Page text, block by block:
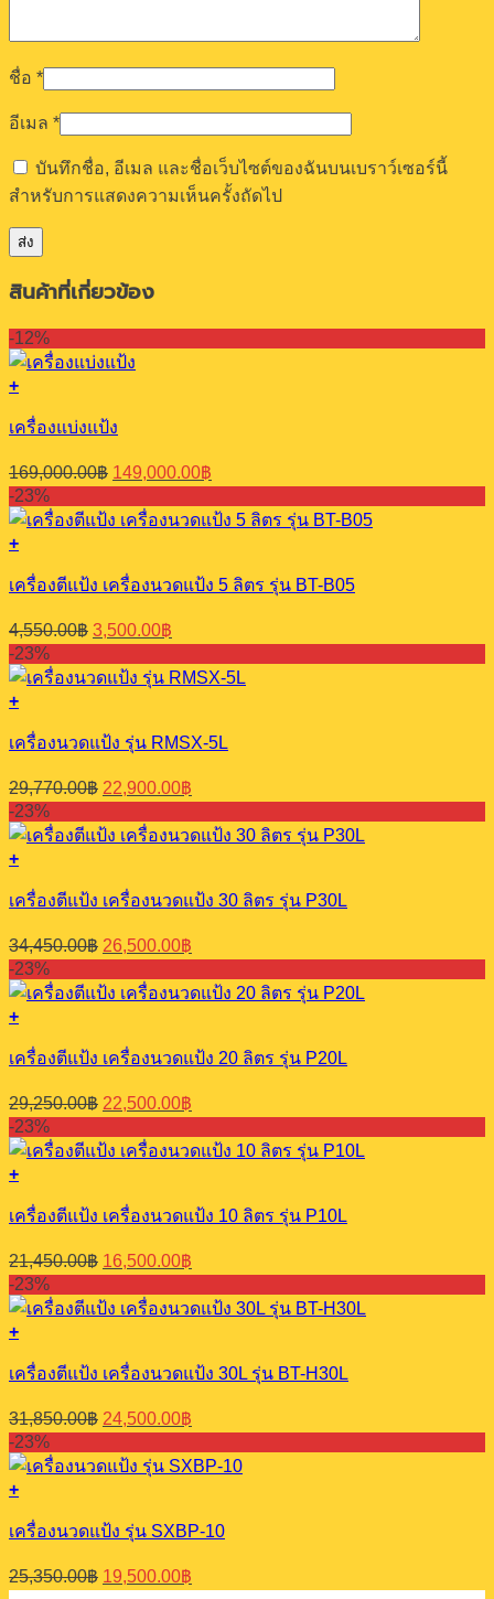
ชื่อ *
อีเมล *
บันทึกชื่อ, อีเมล และชื่อเว็บไซต์ของฉันบนเบราว์เซอร์นี้
สำหรับการแสดงความเห็นครั้งถัดไป
สินค้าที่เกี่ยวข้อง
-12%
+
เครื่องแบ่งแป้ง
169,000.00฿ Original
price
was:
169,000.00฿.
149,000.00฿
price
is:
149,000.00฿.
-23%
+
เครื่องตีแป้ง เครื่องนวดแป้ง 5 ลิตร รุ่น BT-B05
4,550.00฿ Original
price
was:
4,550.00฿.
3,500.00฿
price
is:
3,500.00฿.
-23%
+
เครื่องนวดแป้ง รุ่น RMSX-5L
29,770.00฿ Original
price
was:
29,770.00฿.
22,900.00฿
price
is:
22,900.00฿.
-23%
+
เครื่องตีแป้ง เครื่องนวดแป้ง 30 ลิตร รุ่น P30L
34,450.00฿ Original
price
was:
34,450.00฿.
26,500.00฿
price
is:
26,500.00฿.
-23%
+
เครื่องตีแป้ง เครื่องนวดแป้ง 20 ลิตร รุ่น P20L
29,250.00฿ Original
price
was:
29,250.00฿.
22,500.00฿
price
is:
22,500.00฿.
-23%
+
เครื่องตีแป้ง เครื่องนวดแป้ง 10 ลิตร รุ่น P10L
21,450.00฿ Original
price
was:
21,450.00฿.
16,500.00฿
price
is:
16,500.00฿.
-23%
+
เครื่องตีแป้ง เครื่องนวดแป้ง 30L รุ่น BT-H30L
31,850.00฿ Original
price
was:
31,850.00฿.
24,500.00฿
price
is:
24,500.00฿.
-23%
+
เครื่องนวดแป้ง รุ่น SXBP-10
25,350.00฿ Original
price
19,500.00฿
price